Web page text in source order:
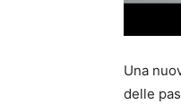
Una
delle